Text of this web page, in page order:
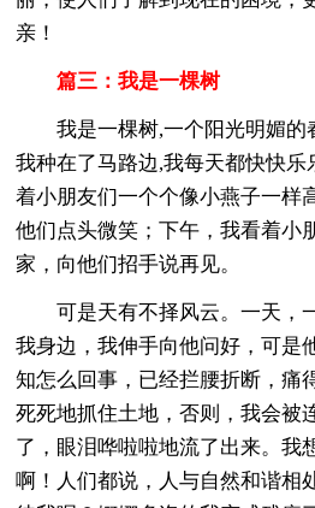
亲！
篇三：我是一棵树
我是一棵树,一个阳光明媚
我种在了马路边,我每天都快快
着小朋友们一个个像小燕子一样
他们点头微笑；下午，我看着小
家，向他们招手说再见。
可是天有不择风云。一天，
我身边，我伸手向他问好，可是
知怎么回事，已经拦腰折断，痛
死死地抓住土地，否则，我会被
了，眼泪哗啦啦地流了出来。我
啊！人们都说，人与自然和谐相